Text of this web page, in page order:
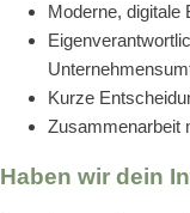
Moderne, digitale
Kurze
Zusammenarbeit
Haben wir dein